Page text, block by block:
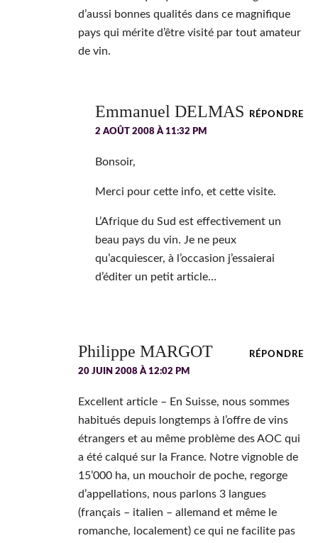
d’aussi bonnes qualités dans ce magnifique
pays qui mérite d’être visité par tout amateur
de vin.
Emmanuel DELMAS
2 AOÛT 2008 À 11:32 PM
Bonsoir,
Merci pour cette info, et cette visite.
L’Afrique du Sud est effectivement un
beau pays du vin. Je ne peux
qu’acquiescer, à l’occasion j’essaierai
d’éditer un petit article…
RÉPONDRE
Philippe MARGOT
20 JUIN 2008 À 12:02 PM
Excellent article – En Suisse, nous sommes
habitués depuis longtemps à l’offre de vins
étrangers et au même problème des AOC qui
a été calqué sur la France. Notre vignoble de
15’000 ha, un mouchoir de poche, regorge
d’appellations, nous parlons 3 langues
(français – italien – allemand et même le
romanche, localement) ce qui ne facilite pas
RÉPONDRE